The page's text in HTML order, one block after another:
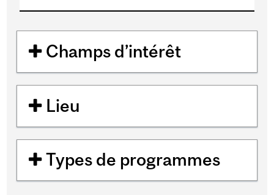
Champs d’intérêt
Lieu
Types de programmes